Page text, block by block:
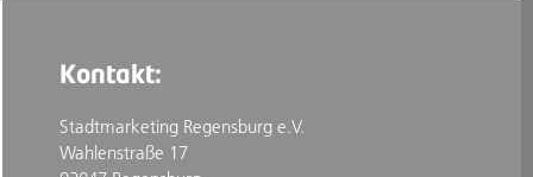
Kontakt:
Stadtmarketing Regensburg e.V.
Wahlenstraße 17